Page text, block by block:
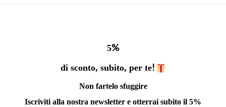
5%
di sconto, subito, per te!
Non fartelo sfuggire
Iscriviti alla nostra newsletter e otterrai subito il 5%